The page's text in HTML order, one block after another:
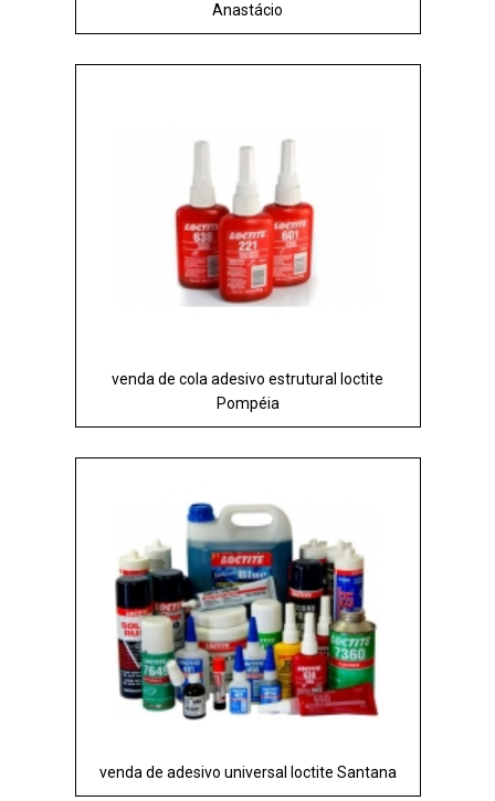
Anastácio
venda de cola adesivo estrutural loctite
Pompéia
venda de adesivo universal loctite Santana